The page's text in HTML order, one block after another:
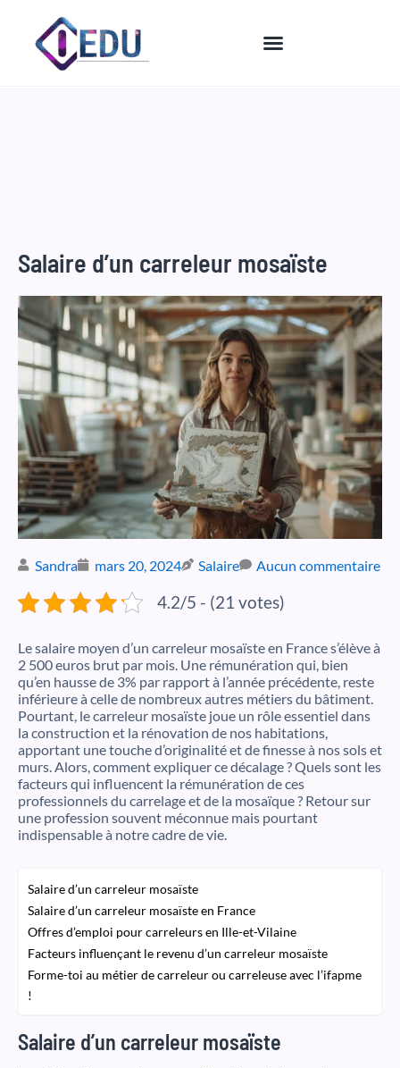
contenu
Salaire d’un carreleur mosaïste
Sandra mars 20, 2024 Salaire Aucun commentaire
4.2/5 - (21 votes)
Le salaire moyen d’un carreleur mosaïste en France s’élève à
2 500 euros brut par mois. Une rémunération qui, bien
qu’en hausse de 3% par rapport à l’année précédente, reste
inférieure à celle de nombreux autres métiers du bâtiment.
Pourtant, le carreleur mosaïste joue un rôle essentiel dans
la construction et la rénovation de nos habitations,
apportant une touche d’originalité et de finesse à nos sols et
murs. Alors, comment expliquer ce décalage ? Quels sont les
facteurs qui influencent la rémunération de ces
professionnels du carrelage et de la mosaïque ? Retour sur
une profession souvent méconnue mais pourtant
indispensable à notre cadre de vie.
Salaire d’un carreleur mosaïste
Salaire d’un carreleur mosaïste en France
Offres d’emploi pour carreleurs en Ille-et-Vilaine
Facteurs influençant le revenu d’un carreleur mosaïste
Forme-toi au métier de carreleur ou carreleuse avec l’ifapme
!
Salaire d’un carreleur mosaïste